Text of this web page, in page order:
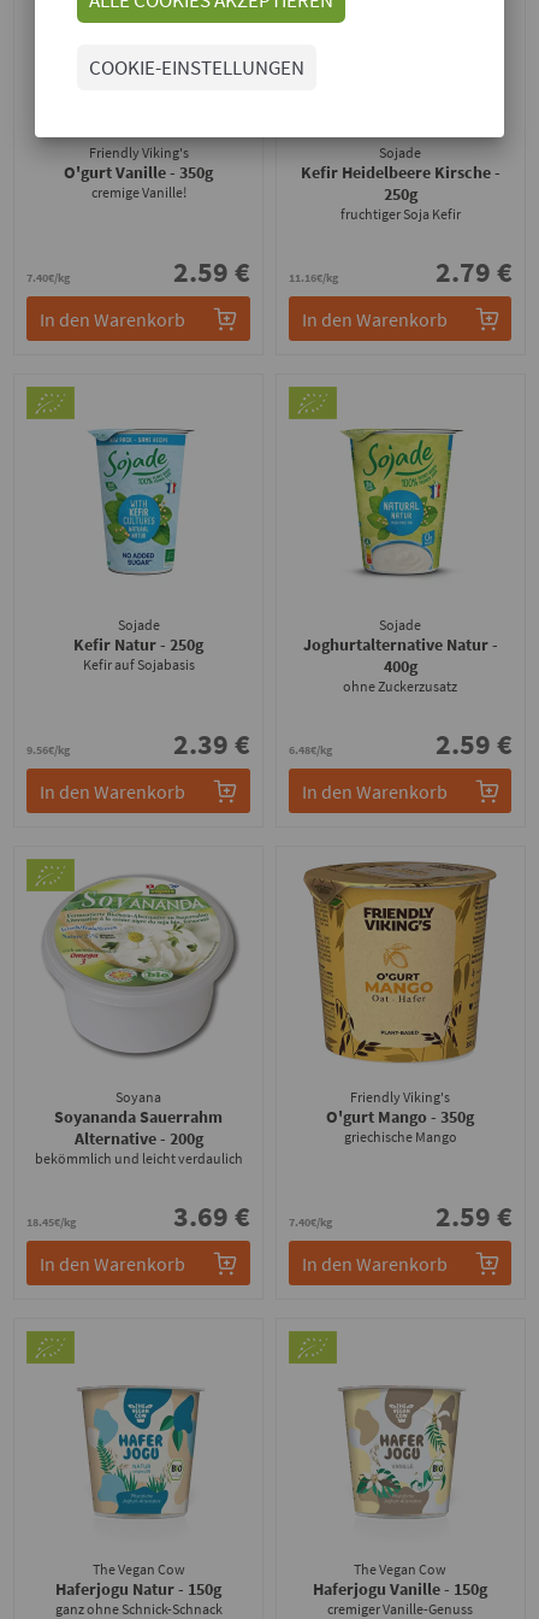
Friendly Viking's
O'gurt Vanille- 350g
cremige Vanille!
7.40€/kg 2.59 €
In den Warenkorb
Sojade
Kefir Heidelbeere Kirsche-
250g
fruchtiger Soja Kefir
11.16€/kg 2.79 €
In den Warenkorb
Sojade
Kefir Natur- 250g
Kefir auf Sojabasis
9.56€/kg 2.39 €
In den Warenkorb
Sojade
Joghurtalternative Natur-
400g
ohne Zuckerzusatz
6.48€/kg 2.59 €
In den Warenkorb
Soyana
Soyananda Sauerrahm
Alternative- 200g
bekömmlich und leicht verdaulich
18.45€/kg 3.69 €
In den Warenkorb
Friendly Viking's
O'gurt Mango- 350g
griechische Mango
7.40€/kg 2.59 €
In den Warenkorb
The Vegan Cow
Haferjogu Natur- 150g
ganz ohne Schnick-Schnack
The Vegan Cow
Haferjogu Vanille- 150g
cremiger Vanille-Genuss
COOKIE-EINSTELLUNGEN